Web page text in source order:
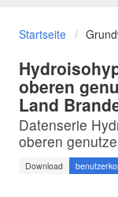
Startseite
oberen
Land
Datenserie
oberen
Download